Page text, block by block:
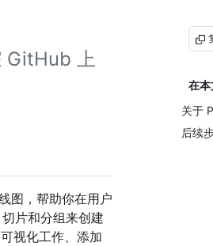
GitHub 上
在本
关于
后续
图，帮助你在用户
片和分组来创建
视化工作、添加